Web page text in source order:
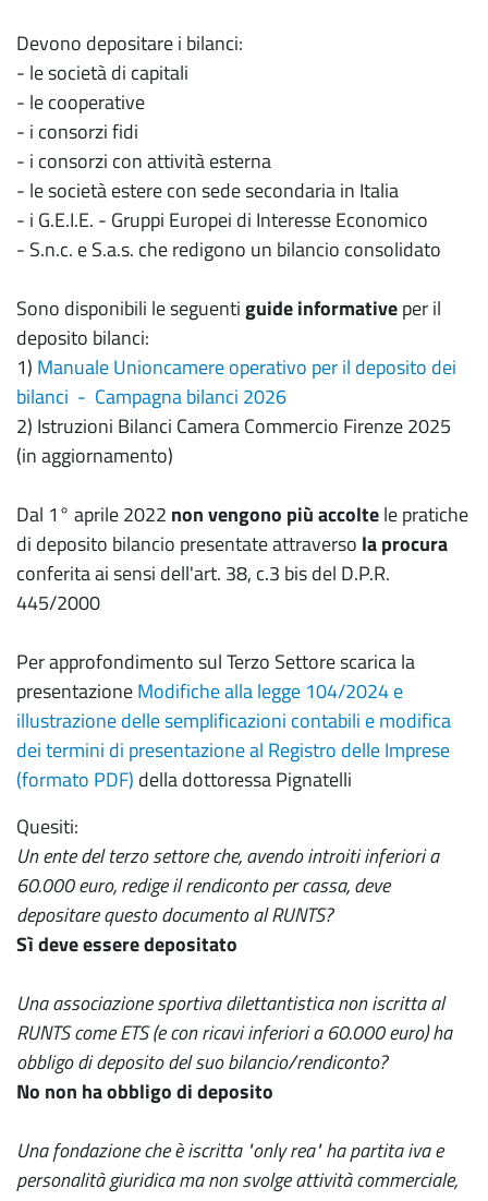
Devono depositare i bilanci:
- le società di capitali
- le cooperative
- i consorzi fidi
- i consorzi con attività esterna
- le società estere con sede secondaria in Italia
- i G.E.I.E. - Gruppi Europei di Interesse Economico
- S.n.c. e S.a.s. che redigono un bilancio consolidato
Sono disponibili le seguentiguide informativeper il
deposito bilanci:
1) Manuale Unioncamere operativo per il deposito dei
bilanci - Campagna bilanci 2026
2) Istruzioni Bilanci Camera Commercio Firenze 2025
(in aggiornamento)
Dal 1° aprile 2022 non vengono più accoltele pratiche
di deposito bilancio presentate attraverso la procura
conferita ai sensi dell'art. 38, c.3 bis del D.P.R.
445/2000
Per approfondimento sul Terzo Settore scarica la
presentazioneModifiche alla legge 104/2024 e
illustrazione delle semplificazioni contabili e modifica
dei termini di presentazione al Registro delle Imprese
(formato PDF) della dottoressa Pignatelli
Quesiti:
Un ente del terzo settore che, avendo introiti inferiori a
60.000 euro, redige il rendiconto per cassa, deve
depositare questo documento al RUNTS?
Sì deve essere depositato
Una associazione sportiva dilettantistica non iscritta al
RUNTS come ETS (e con ricavi inferiori a 60.000 euro) ha
obbligo di deposito del suo bilancio/rendiconto?
No non ha obbligo di deposito
Una fondazione che è iscritta "only rea" ha partita iva e
personalità giuridica ma non svolge attività commerciale,